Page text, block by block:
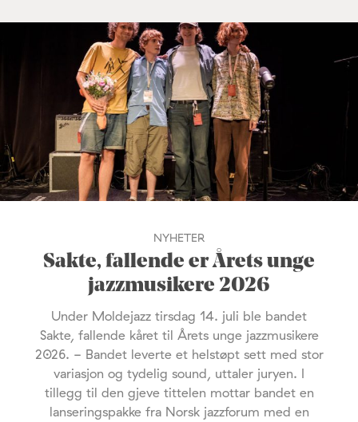
NYHETER
Sakte, fallende er Årets unge
jazzmusikere 2026
Under Moldejazz tirsdag 14. juli ble bandet
Sakte, fallende kåret til Årets unge jazzmusikere
2026. - Bandet leverte et helstøpt sett med stor
variasjon og tydelig sound, uttaler juryen. I
tillegg til den gjeve tittelen mottar bandet en
lanseringspakke fra Norsk jazzforum med en